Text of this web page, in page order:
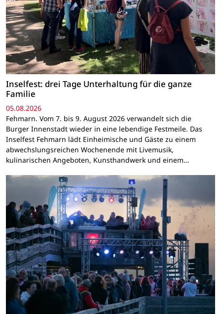
Inselfest: drei Tage Unterhaltung für die ganze
Familie
05.08.2026
Fehmarn. Vom 7. bis 9. August 2026 verwandelt sich die
Burger Innenstadt wieder in eine lebendige Festmeile. Das
Inselfest Fehmarn lädt Einheimische und Gäste zu einem
abwechslungsreichen Wochenende mit Livemusik,
kulinarischen Angeboten, Kunsthandwerk und einem…